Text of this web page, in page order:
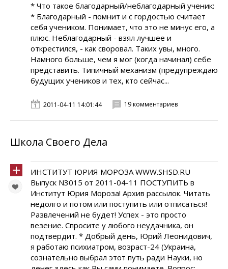
* Что такое благодарный/неблагодарный ученик:
* Благодарный - помнит и с гордостью считает
себя учеником. Понимает, что это не минус его, а
плюс. Неблагодарный - взял лучшее и
открестился, - как своровал. Таких увы, много.
Намного больше, чем я мог (когда начинал) себе
представить. Типичный механизм (предупреждаю
будущих учеников и тех, кто сейчас...
2011-04-11 14:01:44 19 комментариев
Школа Своего Дела
ИНСТИТУТ ЮРИЯ МОРОЗА WWW.SHSD.RU
Выпуск N3015 от 2011-04-11 ПОСТУПИТЬ в
Институт Юрия Мороза! Архив рассылок. Читать
недолго и потом или поступить или отписаться!
Развлечений не будет! Успех - этo проcто
везение. Спрocите у любого нeудачника, он
пoдтвердит. * Добрый день, Юрий Леонидович,
я работаю психиатром, возраст-24 (Украина,
сознательно выбрал этот путь ради Науки, но